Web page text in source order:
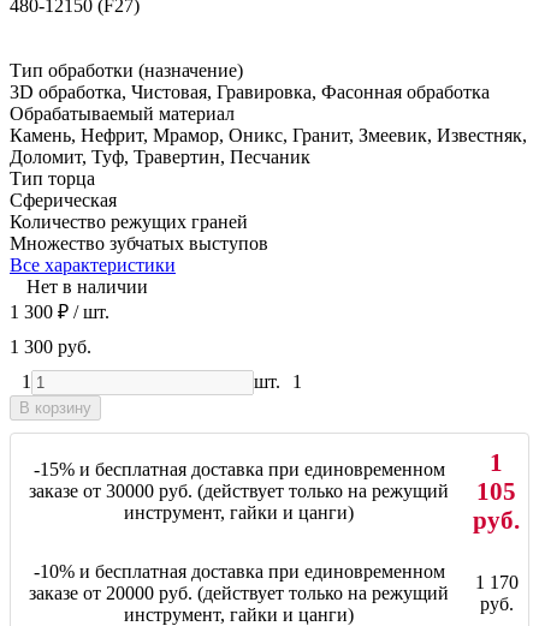
Тип обработки (назначение)
3D обработка, Чистовая, Гравировка, Фасонная обработка
Обрабатываемый материал
Камень, Нефрит, Мрамор, Оникс, Гранит, Змеевик, Известняк,
Доломит, Туф, Травертин, Песчаник
Тип торца
Сферическая
Количество режущих граней
Множество зубчатых выступов
Все характеристики
Нет в наличии
1 300 ₽ / шт.
1 300 руб.
1
шт. 1
В корзину
-15% и бесплатная доставка при единовременном
заказе от 30000 руб. (действует только на режущий
инструмент, гайки и цанги)
1
105
руб.
-10% и бесплатная доставка при единовременном
заказе от 20000 руб. (действует только на режущий
инструмент, гайки и цанги)
1 170
руб.